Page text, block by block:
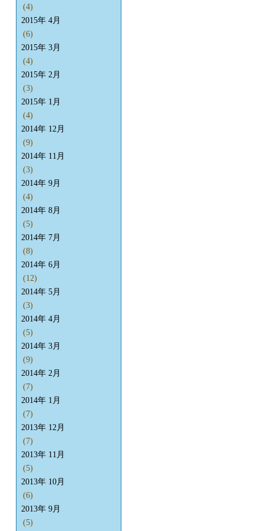
(4)
2015年 4月
(6)
2015年 3月
(4)
2015年 2月
(3)
2015年 1月
(4)
2014年 12月
(9)
2014年 11月
(3)
2014年 9月
(4)
2014年 8月
(5)
2014年 7月
(8)
2014年 6月
(12)
2014年 5月
(3)
2014年 4月
(5)
2014年 3月
(9)
2014年 2月
(7)
2014年 1月
(7)
2013年 12月
(7)
2013年 11月
(5)
2013年 10月
(6)
2013年 9月
(5)